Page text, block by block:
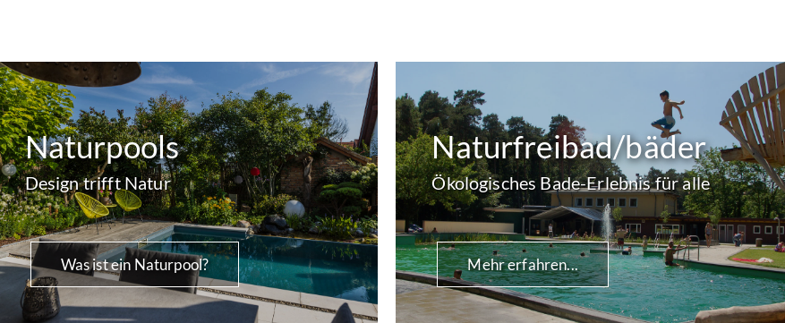
Naturpools
Design trifft Natur
Was ist ein Naturpool?
Naturfreibad/bäder
Ökologisches Bade-Erlebnis für alle
Mehr erfahren...